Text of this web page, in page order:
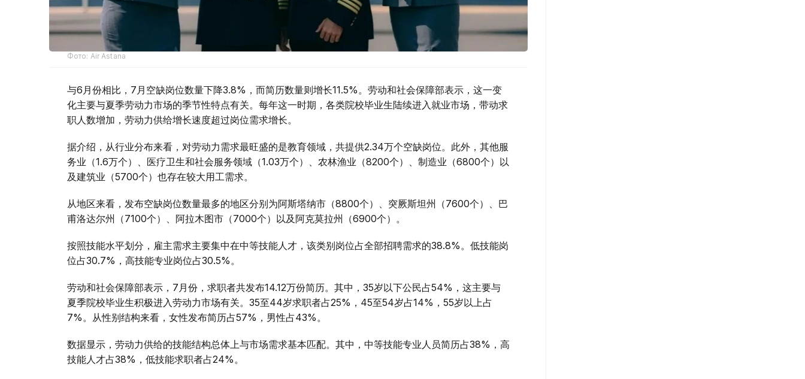
Фото: Air Astana
与6月份相比，7月空缺岗位数量下降3.8%，而简历数量则增长11.5%。劳动和社会保障部表示，这一变
化主要与夏季劳动力市场的季节性特点有关。每年这一时期，各类院校毕业生陆续进入就业市场，带动求
职人数增加，劳动力供给增长速度超过岗位需求增长。
据介绍，从行业分布来看，对劳动力需求最旺盛的是教育领域，共提供2.34万个空缺岗位。此外，其他服
务业（1.6万个）、医疗卫生和社会服务领域（1.03万个）、农林渔业（8200个）、制造业（6800个）以
及建筑业（5700个）也存在较大用工需求。
从地区来看，发布空缺岗位数量最多的地区分别为阿斯塔纳市（8800个）、突厥斯坦州（7600个）、巴
甫洛达尔州（7100个）、阿拉木图市（7000个）以及阿克莫拉州（6900个）。
按照技能水平划分，雇主需求主要集中在中等技能人才，该类别岗位占全部招聘需求的38.8%。低技能岗
位占30.7%，高技能专业岗位占30.5%。
劳动和社会保障部表示，7月份，求职者共发布14.12万份简历。其中，35岁以下公民占54%，这主要与
夏季院校毕业生积极进入劳动力市场有关。35至44岁求职者占25%，45至54岁占14%，55岁以上占
7%。从性别结构来看，女性发布简历占57%，男性占43%。
数据显示，劳动力供给的技能结构总体上与市场需求基本匹配。其中，中等技能专业人员简历占38%，高
技能人才占38%，低技能求职者占24%。